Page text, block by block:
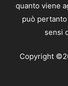
quanto viene
può
sensi
Copyright